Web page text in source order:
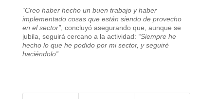
“Creo haber hecho un buen trabajo y haber
implementado cosas que están siendo de provecho
en el sector” , concluyó asegurando que, aunque se
jubila, seguirá cercano a la actividad: “Siempre he
hecho lo que he podido por mi sector, y seguiré
haciéndolo”.